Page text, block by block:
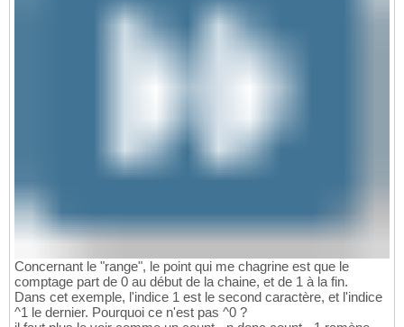
Concernant le "range", le point qui me chagrine est que le
comptage part de 0 au début de la chaine, et de 1 à la fin.
Dans cet exemple, l'indice 1 est le second caractère, et l'indice
^1 le dernier. Pourquoi ce n'est pas ^0 ?